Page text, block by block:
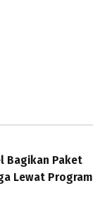
Bagikan Paket
Lewat Program